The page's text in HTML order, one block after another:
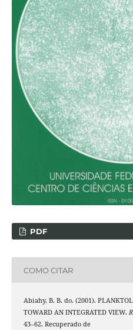
PDF
COMO CITAR
Abiahy, B. B. do. (2001).
TOWARD AN INTEGRATED VIEW.
43–62. Recuperado de